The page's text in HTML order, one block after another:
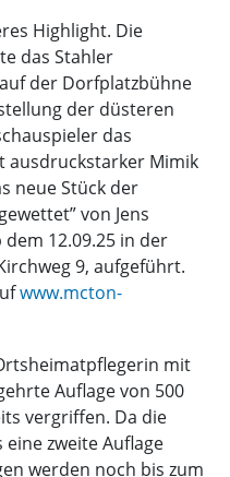
Highlight. Die
das Stahler
der Dorfplatzbühne
der düsteren
das
ausdruckstarker Mimik
neue Stück der
von Jens
12.09.25 in der
9, aufgeführt.
www.mcton-
mit
Auflage von 500
vergriffen. Da die
zweite Auflage
werden noch bis zum